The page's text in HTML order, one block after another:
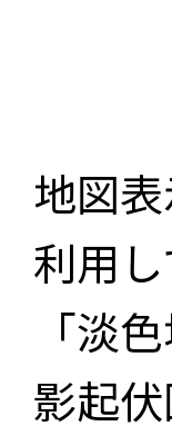
地図
利用
「淡
影起